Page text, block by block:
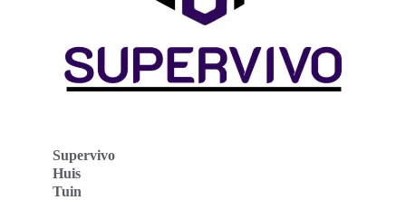
Supervivo
Huis
Tuin